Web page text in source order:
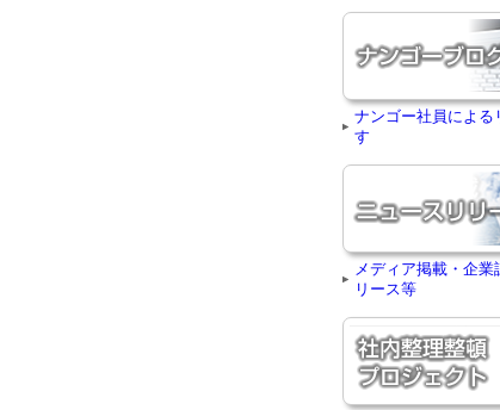
ナンゴー社員による
す
メディア掲載・企業
リース等